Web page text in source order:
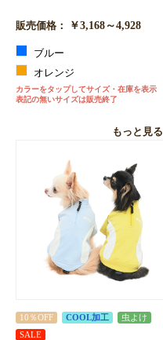
販売価格： ￥3,168～4,928
ブルー
オレンジ
カラーをタップしてサイズ・在庫を表示
表記の無いサイズは販売終了
もっと見る
10％OFF COOL加工
虫よけ
SALE